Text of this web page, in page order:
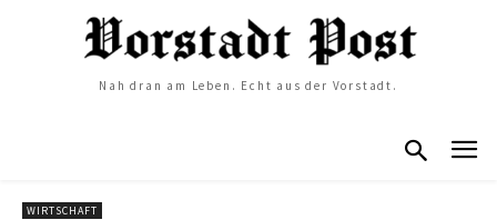
Nah dran am Leben. Echt aus der Vorstadt.
WIRTSCHAFT